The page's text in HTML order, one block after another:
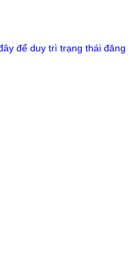
để duy trì trạng thái đăng